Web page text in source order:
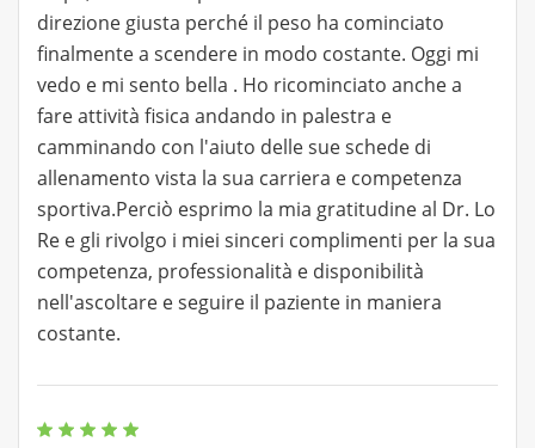
direzione giusta perché il peso ha cominciato
finalmente a scendere in modo costante. Oggi mi
vedo e mi sento bella . Ho ricominciato anche a
fare attività fisica andando in palestra e
camminando con l'aiuto delle sue schede di
allenamento vista la sua carriera e competenza
sportiva.Perciò esprimo la mia gratitudine al Dr. Lo
Re e gli rivolgo i miei sinceri complimenti per la sua
competenza, professionalità e disponibilità
nell'ascoltare e seguire il paziente in maniera
costante.